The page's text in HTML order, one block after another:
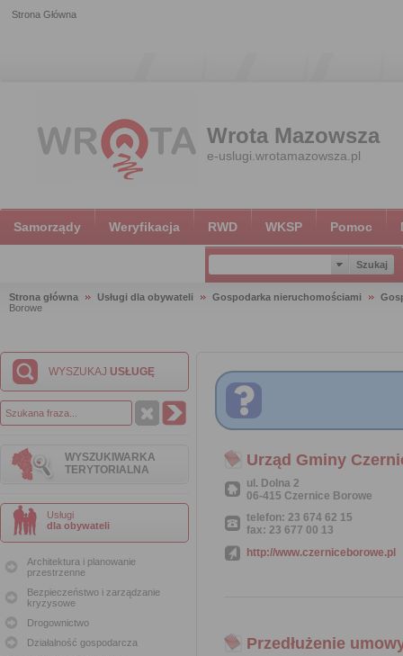
Strona Główna
Wrota Mazowsza
e-uslugi.wrotamazowsza.pl
Samorządy Weryfikacja RWD WKSP Pomoc
Strona główna Usługi dla obywateli Gospodarka nieruchomościami
Borowe
WYSZUKAJ USŁUGĘ
WYSZUKIWARKA
TERYTORIALNA
Usługi
dla obywateli
Architektura i planowanie
przestrzenne
Bezpieczeństwo i zarządzanie
kryzysowe
Drogownictwo
Działalność gospodarcza
Urząd Gminy
ul. Dolna 2
06-415 Czernice Borowe
telefon: 23 674 62 15
fax: 23 677 00 13
http://www.czerniceborowe.pl
Przedłużenie